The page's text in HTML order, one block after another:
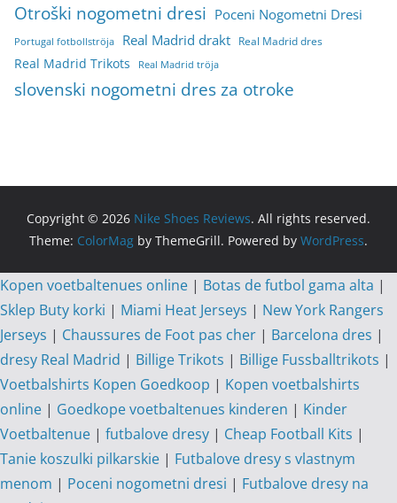
Otroški nogometni dresi Poceni Nogometni Dresi
Portugal fotbollströja Real Madrid drakt Real Madrid dres
Real Madrid Trikots Real Madrid tröja
slovenski nogometni dres za otroke
Copyright © 2026 Nike Shoes Reviews. All rights reserved.
Theme: ColorMag by ThemeGrill. Powered by WordPress.
Kopen voetbaltenues online | Botas de futbol gama alta |
Sklep Buty korki | Miami Heat Jerseys | New York Rangers
Jerseys | Chaussures de Foot pas cher | Barcelona dres |
dresy Real Madrid | Billige Trikots | Billige Fussballtrikots |
Voetbalshirts Kopen Goedkoop | Kopen voetbalshirts
online | Goedkope voetbaltenues kinderen | Kinder
Voetbaltenue | futbalove dresy | Cheap Football Kits |
Tanie koszulki pilkarskie | Futbalove dresy s vlastnym
menom | Poceni nogometni dresi | Futbalove dresy na